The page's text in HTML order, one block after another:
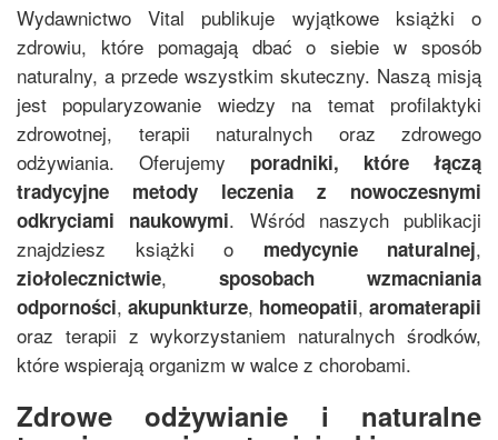
Wydawnictwo Vital publikuje wyjątkowe książki o
zdrowiu, które pomagają dbać o siebie w sposób
naturalny, a przede wszystkim skuteczny. Naszą misją
jest popularyzowanie wiedzy na temat profilaktyki
zdrowotnej, terapii naturalnych oraz zdrowego
odżywiania. Oferujemy poradniki, które łączą
tradycyjne metody leczenia z nowoczesnymi
odkryciami naukowymi. Wśród naszych publikacji
znajdziesz książki o medycynie naturalnej,
ziołolecznictwie, sposobach wzmacniania
odporności, akupunkturze, homeopatii, aromaterapii
oraz terapii z wykorzystaniem naturalnych środków,
które wspierają organizm w walce z chorobami.
Zdrowe odżywianie i naturalne